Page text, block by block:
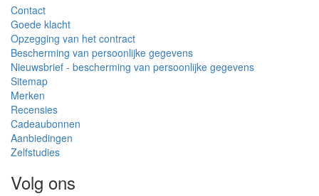
Contact
Goede klacht
Opzegging van het contract
Bescherming van persoonlijke gegevens
Nieuwsbrief - bescherming van persoonlijke gegevens
Sitemap
Merken
Recensies
Cadeaubonnen
Aanbiedingen
Zelfstudies
Volg ons